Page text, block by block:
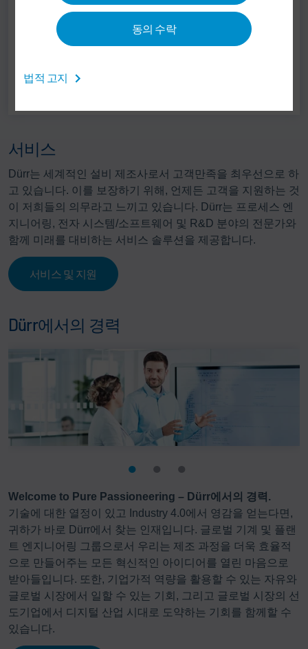
동의 수락
법적 고지명함.vcf
서비스
Dürr는 세계적인 설비 제조사로서 고객만족을 최우선으로 하
고 있습니다. 이를 보장하기 위해, 언제든 고객을 지원하는 것
이 저희들의 의무라고 느끼고 있습니다. Dürr는 프로세스 엔
지니어링, 전자 시스템/소프트웨어 및 R&D 분야의 전문가와
함께 미래를 대비하는 서비스 솔루션을 제공합니다.
서비스 및 지원
Dürr에서의 경력
Welcome to Pure Passioneering – Dürr에서의 경력.
기술에 대한 열정이 있고 Industry 4.0에서 영감을 얻는다면,
귀하가 바로 Dürr에서 찾는 인재입니다. 글로벌 기계 및 플랜
트 엔지니어링 그룹으로서 우리는 제조 과정을 더욱 효율적
으로 만들어주는 모든 혁신적인 아이디어를 열린 마음으로
받아들입니다. 또한, 기업가적 역량을 활용할 수 있는 자유와
글로벌 시장에서 일할 수 있는 기회, 그리고 글로벌 시장의 선
도기업에서 디지털 산업 시대로 도약하는 기회를 함께할 수
있습니다.